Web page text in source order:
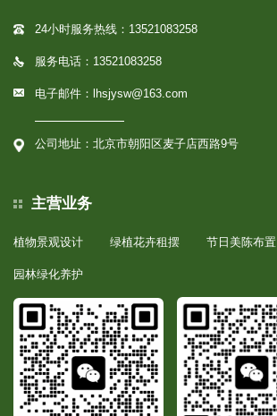
24小时服务热线：13521083258
服务电话：13521083258
电子邮件：lhsjysw@163.com
公司地址：北京市朝阳区麦子店西路9号
主营业务
植物景观设计 绿植花卉租摆 节日美陈布置
园林绿化养护